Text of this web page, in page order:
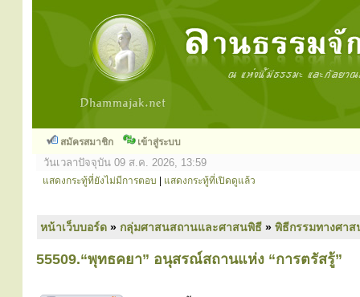
สมัครสมาชิก เข้าสู่ระบบ
วันเวลาปัจจุบัน 09 ส.ค. 2026, 13:59
แสดงกระทู้ที่ยังไม่มีการตอบ แสดงกระทู้ที่เปิดดูแล้ว
หน้าเว็บบอร์ด » กลุ่มศาสนสถานและศาสนพิธี » พิธีกรรมทางศา
55509.“พุทธคยา” อนุสรณ์สถานแห่ง “การตรัสรู้”